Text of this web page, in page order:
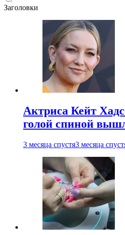
Заголовки
Актриса Кейт
голой спиной
3 месяца спустя3 месяца